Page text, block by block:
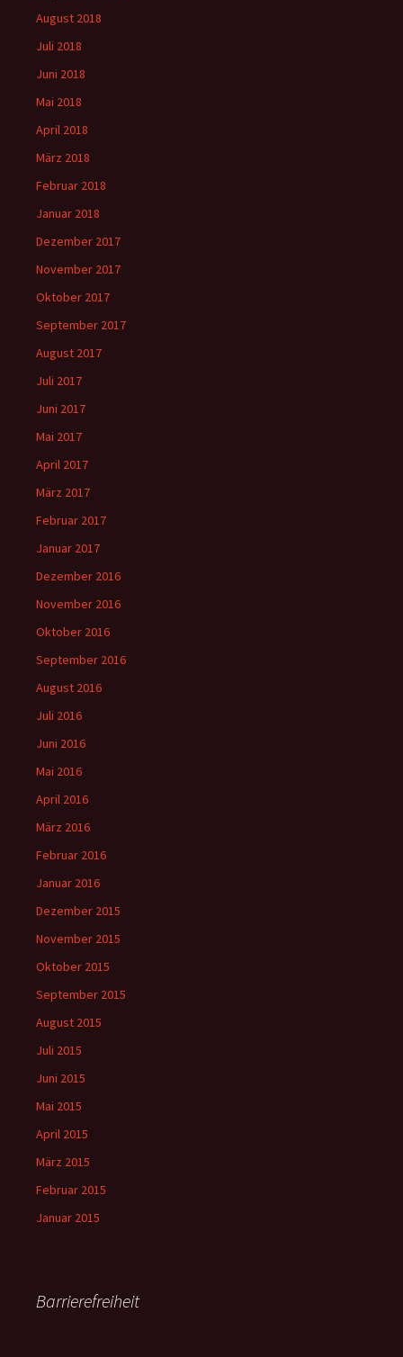
August 2018
Juli 2018
Juni 2018
Mai 2018
April 2018
März 2018
Februar 2018
Januar 2018
Dezember 2017
November 2017
Oktober 2017
September 2017
August 2017
Juli 2017
Juni 2017
Mai 2017
April 2017
März 2017
Februar 2017
Januar 2017
Dezember 2016
November 2016
Oktober 2016
September 2016
August 2016
Juli 2016
Juni 2016
Mai 2016
April 2016
März 2016
Februar 2016
Januar 2016
Dezember 2015
November 2015
Oktober 2015
September 2015
August 2015
Juli 2015
Juni 2015
Mai 2015
April 2015
März 2015
Februar 2015
Januar 2015
Barrierefreiheit